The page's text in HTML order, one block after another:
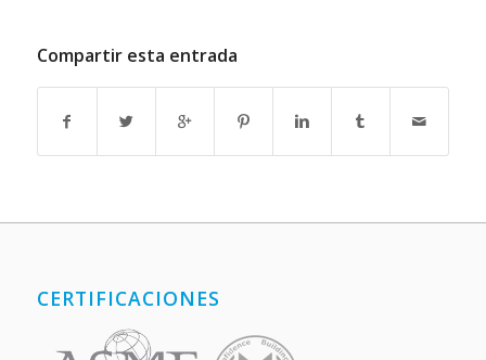
Compartir esta entrada
CERTIFICACIONES